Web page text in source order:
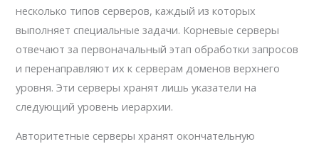
несколько типов серверов, каждый из которых
выполняет специальные задачи. Корневые серверы
отвечают за первоначальный этап обработки запросов
и перенаправляют их к серверам доменов верхнего
уровня. Эти серверы хранят лишь указатели на
следующий уровень иерархии.
Авторитетные серверы хранят окончательную